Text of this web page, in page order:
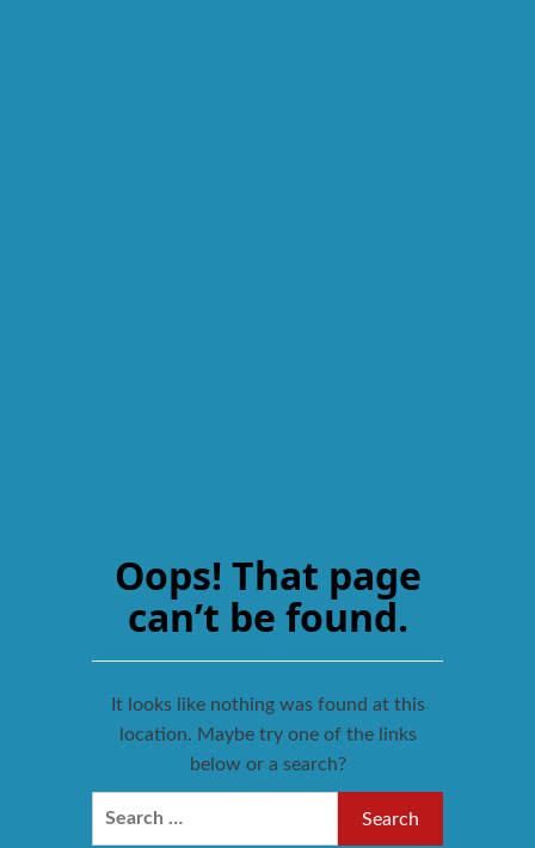
Oops! That page
can’t be found.
It looks like nothing was found at this
location. Maybe try one of the links
below or a search?